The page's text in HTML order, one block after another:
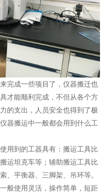
完成一些项目了，仪器搬迁也
才能顺利完成，不但从各个方
的支出，人员安全也得到了极
器搬运中一般都会用到什么工
用到的工器具有：搬运工具比
运坦克车等；辅助搬运工具比
、平衡器、三脚架、吊环等。
般使用灵活，操作简单，短距